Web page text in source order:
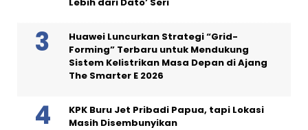
Huawei Luncurkan Strategi “Grid-
Forming” Terbaru untuk Mendukung
Sistem Kelistrikan Masa Depan di Ajang
The Smarter E 2026
KPK Buru Jet Pribadi Papua, tapi Lokasi
Masih Disembunyikan